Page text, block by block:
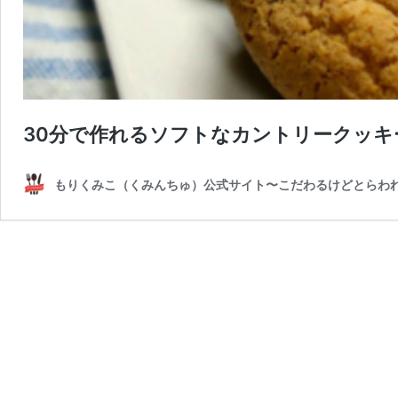
30分で作れるソフトなカントリークッキ
もりくみこ（くみんちゅ）公式サイト〜こだわるけどとらわ